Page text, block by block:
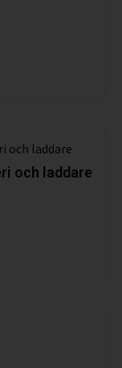
och laddare